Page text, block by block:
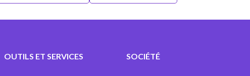
OUTILS ET SERVICES SOCIÉTÉ